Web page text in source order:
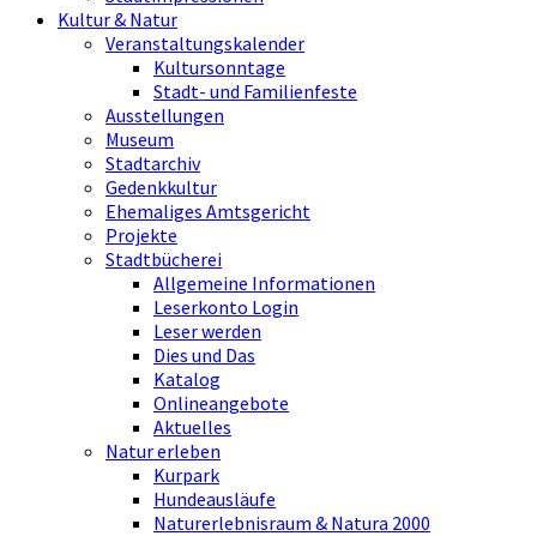
Kultur & Natur
Veranstaltungskalender
Kultursonntage
Stadt- und Familienfeste
Ausstellungen
Museum
Stadtarchiv
Gedenkkultur
Ehemaliges Amtsgericht
Projekte
Stadtbücherei
Allgemeine Informationen
Leserkonto Login
Leser werden
Dies und Das
Katalog
Onlineangebote
Aktuelles
Natur erleben
Kurpark
Hundeausläufe
Naturerlebnisraum & Natura 2000